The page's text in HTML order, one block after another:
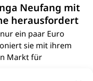
Neufang mit
herausfordert
ein paar Euro
sie mit ihrem
Markt für